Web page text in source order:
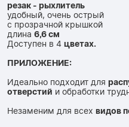
резак - рыхлитель
удобный, очень острый
с прозрачной крышкой
длина 6,6 см
Доступен в 4 цветах.
ПРИЛОЖЕНИЕ:
Идеально подходит для
отверстий и обработки
Незаменим для всех видов